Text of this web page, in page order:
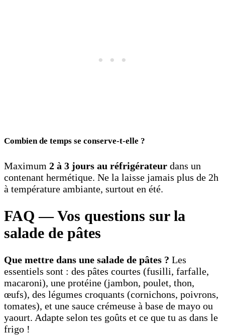
Combien de temps se conserve-t-elle ?
Maximum 2 à 3 jours au réfrigérateur dans un
contenant hermétique. Ne la laisse jamais plus de 2h
à température ambiante, surtout en été.
FAQ — Vos questions sur la
salade de pâtes
Que mettre dans une salade de pâtes ? Les
essentiels sont : des pâtes courtes (fusilli, farfalle,
macaroni), une protéine (jambon, poulet, thon,
œufs), des légumes croquants (cornichons, poivrons,
tomates), et une sauce crémeuse à base de mayo ou
yaourt. Adapte selon tes goûts et ce que tu as dans le
frigo !